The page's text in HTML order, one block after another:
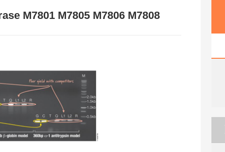
M7801 M7805 M7806 M7808